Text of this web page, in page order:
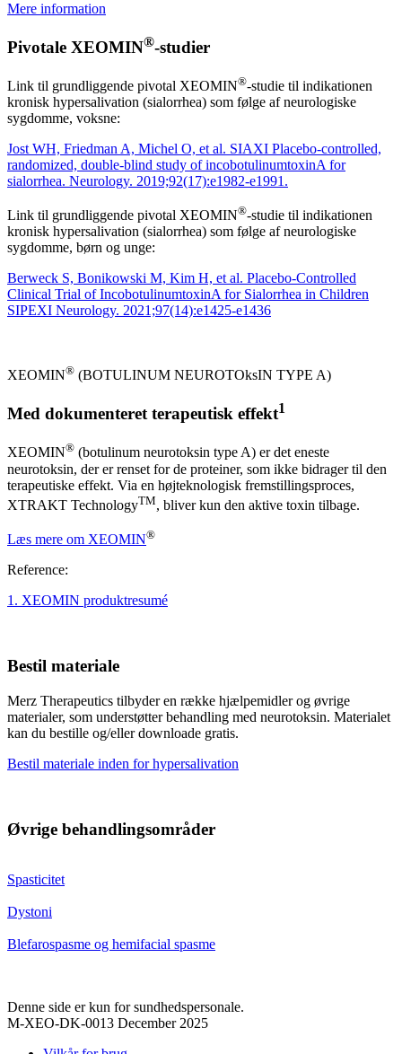
Mere information
Pivotale XEOMIN®-studier
Link til grundliggende pivotal XEOMIN®-studie til indikationen
kronisk hypersalivation (sialorrhea) som følge af neurologiske
sygdomme, voksne:
Jost WH, Friedman A, Michel O, et al. SIAXI Placebo-controlled,
randomized, double-blind study of incobotulinumtoxinA for
sialorrhea. Neurology. 2019;92(17):e1982-e1991.
Link til grundliggende pivotal XEOMIN®-studie til indikationen
kronisk hypersalivation (sialorrhea) som følge af neurologiske
sygdomme, børn og unge:
Berweck S, Bonikowski M, Kim H, et al. Placebo-Controlled
Clinical Trial of IncobotulinumtoxinA for Sialorrhea in Children
SIPEXI Neurology. 2021;97(14):e1425-e1436
XEOMIN® (BOTULINUM NEUROTOksIN TYPE A)
Med dokumenteret terapeutisk effekt1
XEOMIN® (botulinum neurotoksin type A) er det eneste
neurotoksin, der er renset for de proteiner, som ikke bidrager til den
terapeutiske effekt. Via en højteknologisk fremstillingsproces,
XTRAKT TechnologyTM, bliver kun den aktive toxin tilbage.
Læs mere om XEOMIN®
Reference:
1. XEOMIN produktresumé
Bestil materiale
Merz Therapeutics tilbyder en række hjælpemidler og øvrige
materialer, som understøtter behandling med neurotoksin. Materialet
kan du bestille og/eller downloade gratis.
Bestil materiale inden for hypersalivation
Øvrige behandlingsområder
Spasticitet
Dystoni
Blefarospasme og hemifacial spasme
Denne side er kun for sundhedspersonale.
M-XEO-DK-0013 December 2025